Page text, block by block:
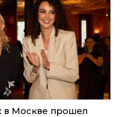
в Москве прошел